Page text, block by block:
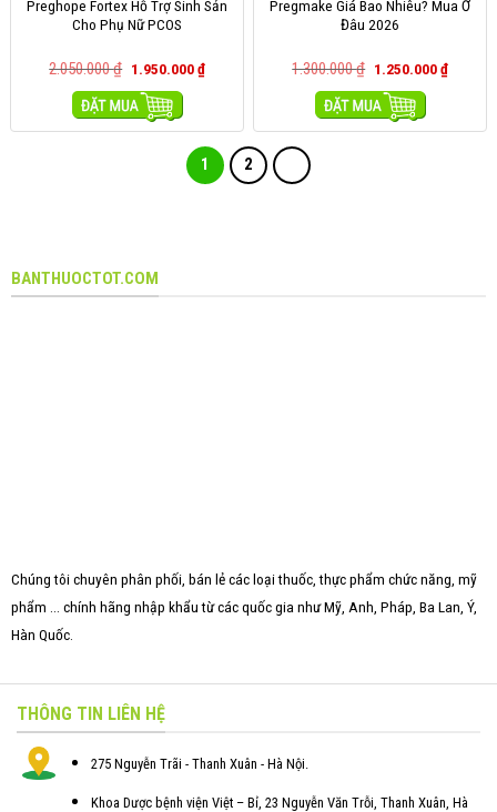
Preghope Fortex Hỗ Trợ Sinh Sản
Cho Phụ Nữ PCOS
2.050.000₫ 1.950.000₫
MUA HÀNG
Pregmake Giá Bao Nhiêu? Mua Ở
Đâu 2026
1.300.000₫ 1.250.000₫
MUA HÀNG
1 2
BANTHUOCTOT.COM
Chúng tôi chuyên phân phối, bán lẻ các loại thuốc, thực phẩm chức năng, mỹ
phẩm ... chính hãng nhập khẩu từ các quốc gia như Mỹ, Anh, Pháp, Ba Lan, Ý,
Hàn Quốc.
THÔNG TIN LIÊN HỆ
275 Nguyễn Trãi - Thanh Xuân - Hà Nội.
Khoa Dược bệnh viện Việt – Bỉ, 23 Nguyễn Văn Trỗi, Thanh Xuân, Hà